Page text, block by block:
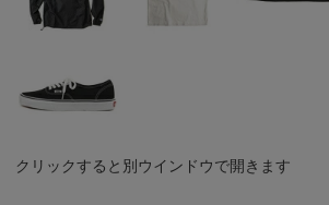
クリックすると別ウインドウで開きます